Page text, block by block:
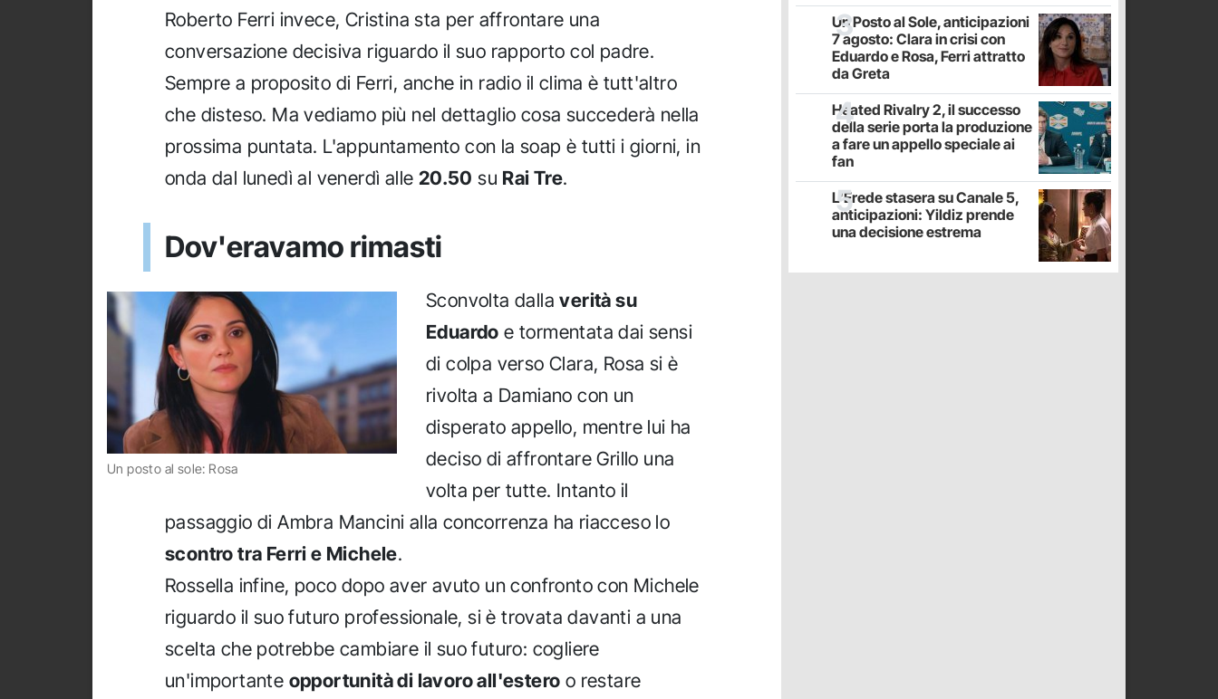
Roberto Ferri invece, Cristina sta per affrontare una
conversazione decisiva riguardo il suo rapporto col padre.
Sempre a proposito di Ferri, anche in radio il clima è tutt'altro
che disteso. Ma vediamo più nel dettaglio cosa succederà nella
prossima puntata. L'appuntamento con la soap è tutti i giorni, in
onda dal lunedì al venerdì alle 20.50 su Rai Tre.
Dov'eravamo rimasti
Un posto al sole: Rosa
Sconvolta dallaverità su
Eduardo e tormentata dai sensi
di colpa verso Clara, Rosa si è
rivolta a Damiano con un
disperato appello, mentre lui ha
deciso di affrontare Grillo una
volta per tutte. Intanto il
passaggio di Ambra Mancini alla concorrenza ha riacceso lo
scontro tra Ferri e Michele.
Rossella infine, poco dopo aver avuto un confronto con Michele
riguardo il suo futuro professionale, si è trovata davanti a una
scelta che potrebbe cambiare il suo futuro: cogliere
un'importante opportunità di lavoro all'estero o restare
Un Posto al Sole, anticipazioni
7 agosto: Clara in crisi con
Eduardo e Rosa, Ferri attratto
da Greta
Heated Rivalry 2, il successo
della serie porta la produzione
a fare un appello speciale ai
fan
L'Erede stasera su Canale 5,
anticipazioni: Yildiz prende
una decisione estrema